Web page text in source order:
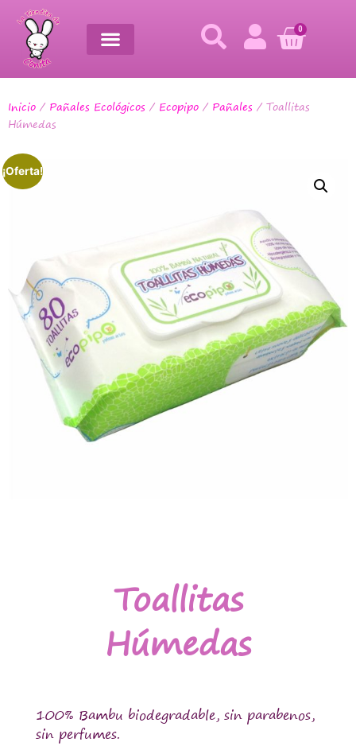
0
Inicio / Pañales Ecológicos / Ecopipo / Pañales / Toallitas
Húmedas
¡Oferta!
Toallitas
Húmedas
100% Bambu biodegradable, sin parabenos,
sin perfumes.